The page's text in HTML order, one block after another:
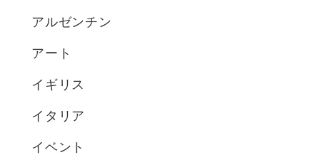
アルゼンチン
アート
イギリス
イタリア
イベント